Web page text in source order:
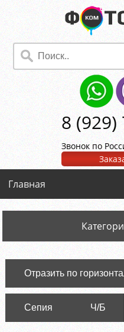
8 (929)
Звонок по
Главная
Отразить по
Сепия Ч/Б